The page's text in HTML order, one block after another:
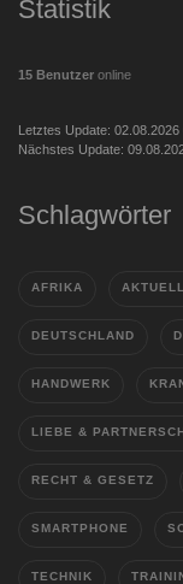
Statistik
15 Benutzer online
Letztes Update: 02.08.2026
Nächstes Update:
Schlagwörter
AFRIKA
DEUTSCHLAND
HANDWERK
LIEBE &
RECHT & GESETZ
SMARTPHONE
TECHNIK